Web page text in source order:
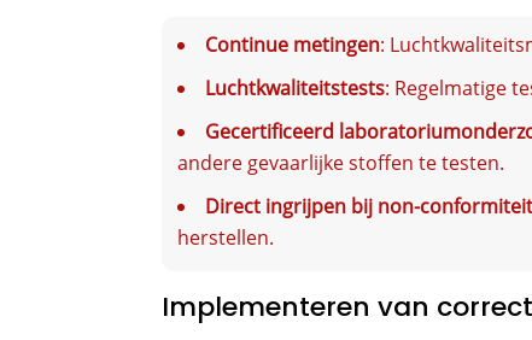
Continue metingen:
Luchtkwaliteitstests: Regelmatige
Gecertificeerd
andere gevaarlijke stoffen te testen.
Direct ingrijpen bij non-conformiteit
herstellen.
Implementeren van